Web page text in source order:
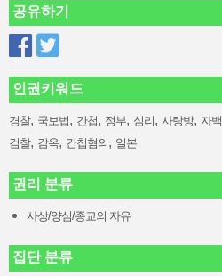
공유하기
인권키워드
경찰, 국보법, 간첩, 정부, 심리, 사랑방, 자백
검찰, 감옥, 간첩혐의, 일본
권리 분류
사상/양심/종교의 자유
집단 분류